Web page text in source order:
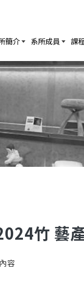
簡介 系所成員 課
竹 藝
容